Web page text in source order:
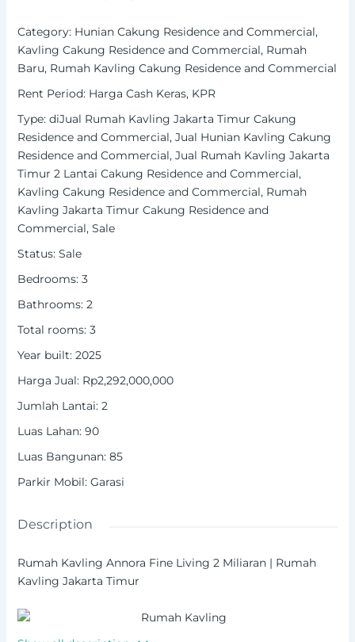
Category: Hunian Cakung Residence and Commercial,
Kavling Cakung Residence and Commercial, Rumah
Baru, Rumah Kavling Cakung Residence and Commercial
Rent Period: Harga Cash Keras, KPR
Type: diJual Rumah Kavling Jakarta Timur Cakung
Residence and Commercial,Jual Hunian Kavling Cakung
Residence and Commercial,Jual Rumah Kavling Jakarta
Timur 2 Lantai Cakung Residence and Commercial,
Kavling Cakung Residence and Commercial, Rumah
Kavling Jakarta Timur Cakung Residence and
Commercial,Sale
Status: Sale
Bedrooms: 3
Bathrooms: 2
Total rooms: 3
Year built: 2025
Harga Jual: Rp2,292,000,000
Jumlah Lantai: 2
Luas Lahan: 90
Luas Bangunan: 85
Parkir Mobil: Garasi
Description
Rumah Kavling Annora Fine Living 2 Miliaran | Rumah
Kavling Jakarta Timur